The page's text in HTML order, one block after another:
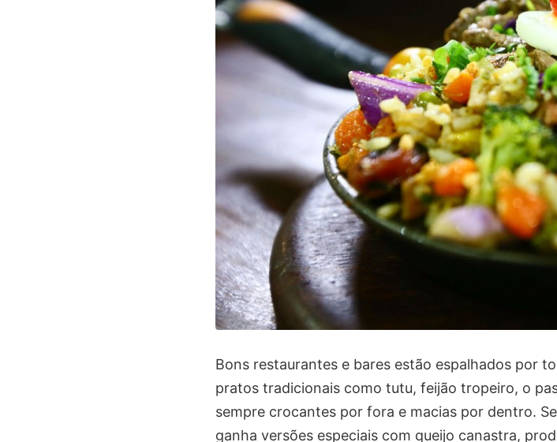
Bons restaurantes e bares estão espalhados por
pratos tradicionais como tutu, feijão tropeiro, o
sempre crocantes por fora e macias por dentro.
ganha versões especiais com queijo canastra,